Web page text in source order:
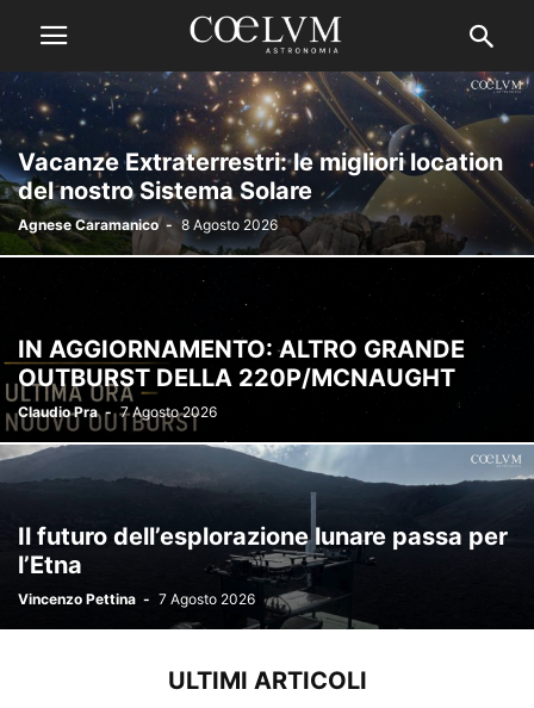
Vacanze Extraterrestri: le migliori location
del nostro Sistema Solare
Agnese Caramanico - 8 Agosto 2026
IN AGGIORNAMENTO: ALTRO GRANDE
OUTBURST DELLA 220P/MCNAUGHT
Claudio Pra - 7 Agosto 2026
Il futuro dell’esplorazione lunare passa per
l’Etna
Vincenzo Pettina - 7 Agosto 2026
ULTIMI ARTICOLI